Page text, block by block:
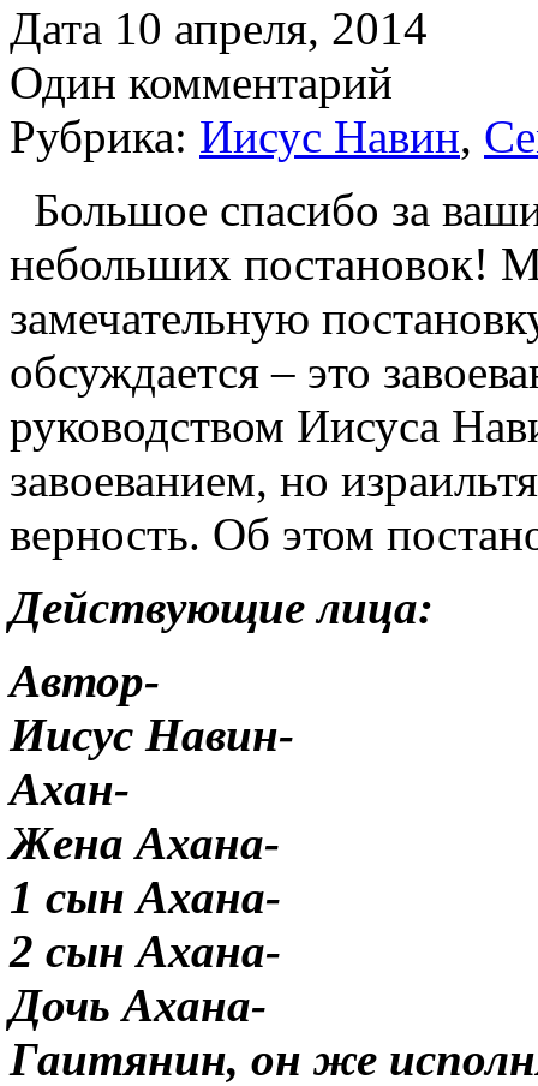
Дата 10 апреля, 2014
Один комментарий
Рубрика: Иисус Навин,
Большое спасибо за
небольших постановок!
замечательную
обсуждается – это
руководством Иисуса
завоеванием, но
верность. Об этом
Действующие лица:
Автор-
Иисус Навин-
Ахан-
Жена Ахана-
1 сын Ахана-
2 сын Ахана-
Дочь Ахана-
Гаитянин, он же